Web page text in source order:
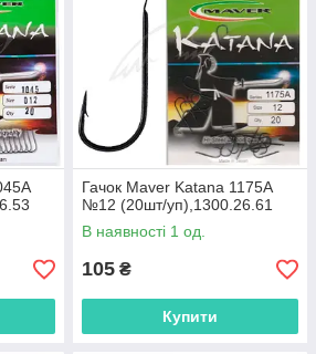
Гачок Maver Katana 1175A
№12 (20шт/уп),1300.26.61
В наявності 1 од.
105 ₴
Купити